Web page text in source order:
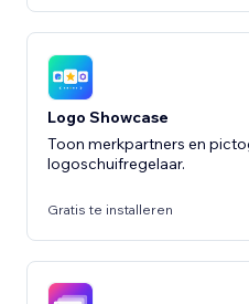
Logo Showcase
Toon merkpartners en
logoschuifregelaar.
Gratis te installeren